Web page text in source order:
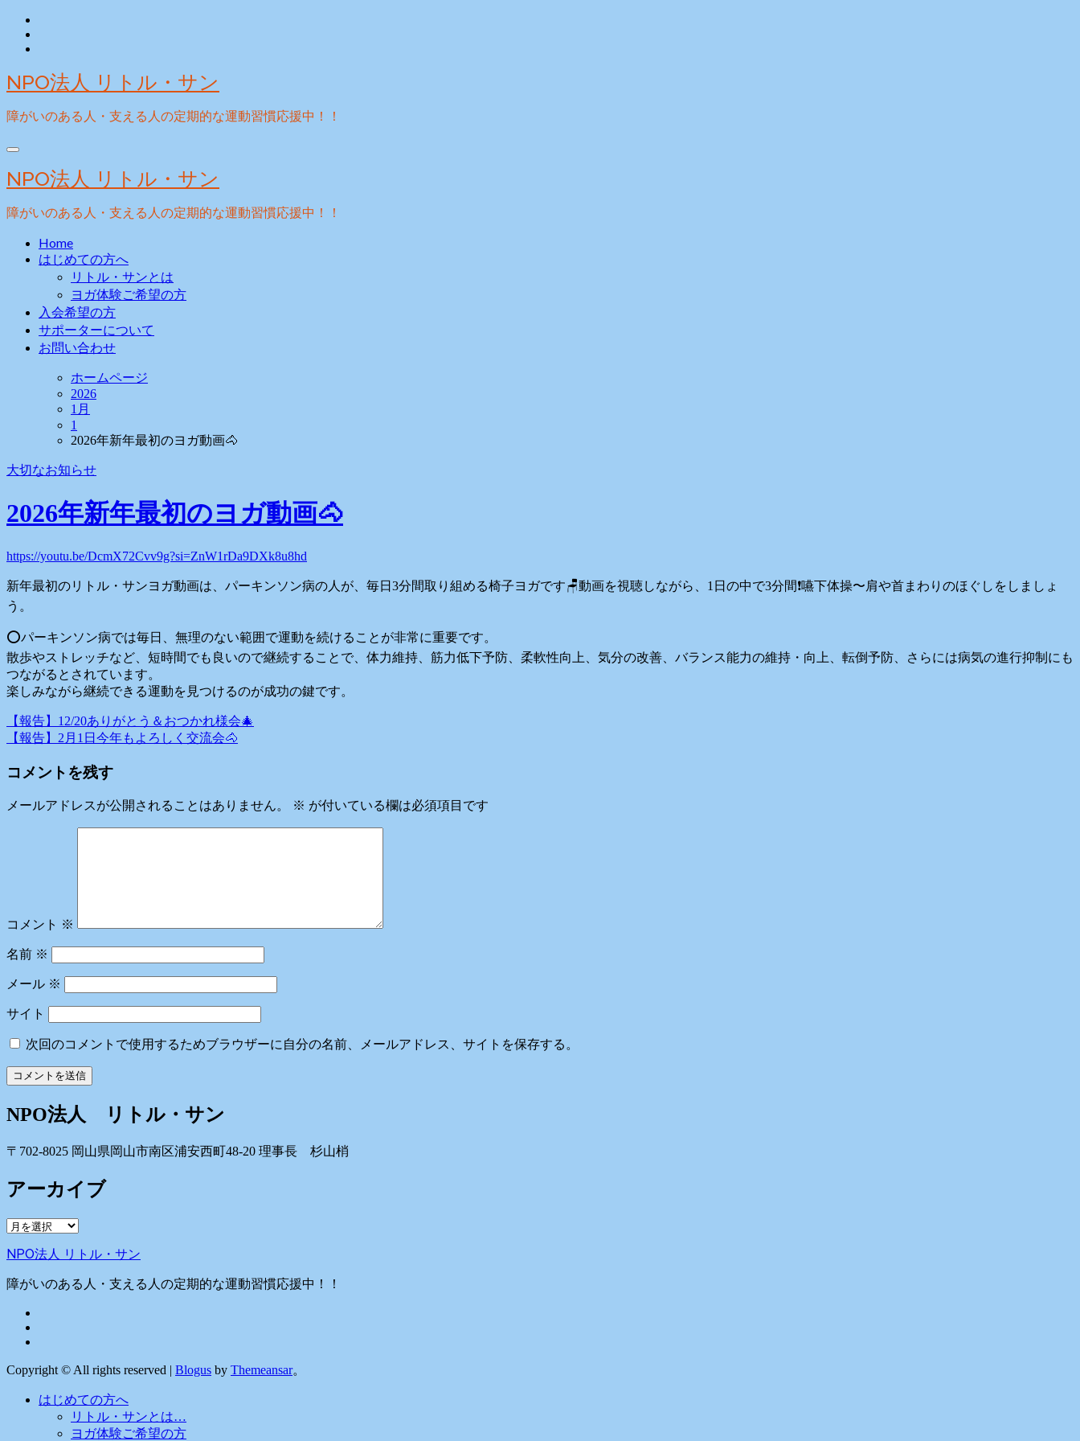
Skip
content
NPO法人 リトル・サン
障がいのある人・支える人の定期的な運動習慣応援中！！
NPO法人 リトル・サン
障がいのある人・支える人の定期的な運動習慣応援中！！
Home
はじめての方へ
リトル・サンとは
ヨガ体験ご希望の方
入会希望の方
サポーターについて
お問い合わせ
ホームページ
2026
1月
1
2026年新年最初のヨガ動画🐴
大切なお知らせ
2026年新年最初のヨガ動画🐴
https://youtu.be/DcmX72Cvv9g?si=ZnW1rDa9DXk8u8hd
新年最初のリトル・サンヨガ動画は、パーキンソン病の人が、毎日3分間取り組める椅子ヨガです🪑動画を視聴しながら、1日の中で3分間❗️嚥下体操〜肩や首まわりのほぐしをしましょ
う。
⭕️パーキンソン病では毎日、無理のない範囲で運動を続けることが非常に重要です。
散歩やストレッチなど、短時間でも良いので継続することで、体力維持、筋力低下予防、柔軟性向上、気分の改善、バランス能力の維持・向上、転倒予防、さらには病気の進行抑制にも
つながるとされています。
楽しみながら継続できる運動を見つけるのが成功の鍵です。
投
稿
ナ
ビ
ン
【報告】12/20ありがとう＆おつかれ様会🎄
【報告】2月1日今年もよろしく交流会🐴
コメントを残す
メールアドレスが公開されることはありません。 ※ が付いている欄は必須項目です
コメント ※
名前 ※
メール ※
サイト
次回のコメントで使用するためブラウザーに自分の名前、メールアドレス、サイトを保存する。
NPO法人 リトル・サン
〒702-8025 岡山県岡山市南区浦安西町48-20 理事長 杉山梢
アーカイブ
ア
カ
イ
ブ
NPO法人 リトル・サン
障がいのある人・支える人の定期的な運動習慣応援中！！
Copyright © All rights reserved | Blogus by Themeansar。
はじめての方へ
リトル・サンとは…
ヨガ体験ご希望の方